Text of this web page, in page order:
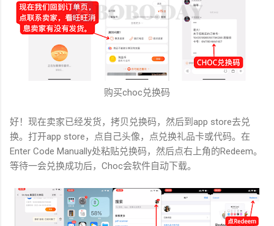
购买choc兑换码
好！现在卖家已经发货，拷贝兑换码，然后到app store去兑
换。打开app store，点自己头像，点兑换礼品卡或代码。在
Enter Code Manually处粘贴兑换码，然后点右上角的Redeem。
等待一会兑换成功后，Choc会软件自动下载。